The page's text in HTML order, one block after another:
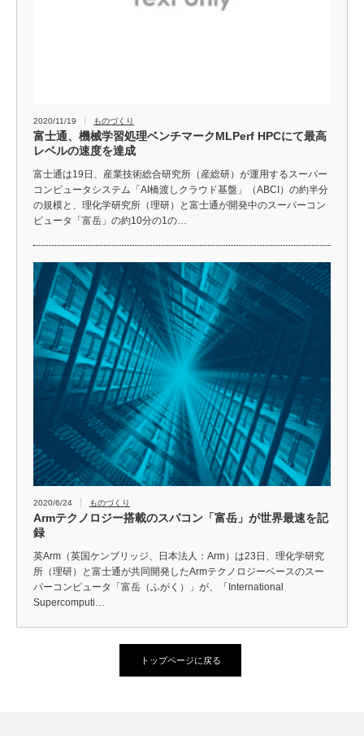
2020/11/19 ものづくり
富士通、機械学習処理ベンチマークMLPerf HPCにて最高
レベルの速度を達成
富士通は19日、産業技術総合研究所（産総研）が運用するスーパー
コンピュータシステム「AI橋渡しクラウド基盤」（ABCI）の約半分
の規模と、理化学研究所（理研）と富士通が開発中のスーパーコン
ピュータ「富岳」の約10分の1の…
2020/6/24 ものづくり
Armテクノロジー搭載のスパコン「富岳」が世界最速を記
録
英Arm（英国ケンブリッジ、日本法人：Arm）は23日、理化学研究
所（理研）と富士通が共同開発したArmテクノロジーベースのスー
パーコンピュータ「富岳（ふがく）」が、「International
Supercomputi…
トップページに戻る